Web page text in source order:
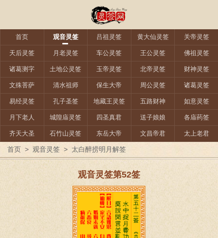
首页 观音灵签 吕祖灵签 黄大仙灵签 关帝灵签
天后灵签 月老灵签 车公灵签 王公灵签 佛祖灵签
诸葛测字 土地公灵签 玉帝灵签 北帝灵签 财神灵签
文殊菩萨 清水祖师 保生大帝 周公灵签 诸葛灵签
易经灵签 孔子圣签 地藏王灵签 五路财神 如意灵签
月下老人 城隍庙灵签 四圣真君 送子娘娘 各庙药签
齐天大圣 石竹山灵签 东岳大帝 文昌帝君 太上老君
首页 > 观音灵签 > 太白醉捞明月解签
观音灵签第52签